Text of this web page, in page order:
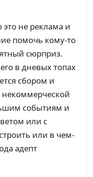
это не реклама и
помочь кому-то
сюрприз.
в дневых топах
сбором и
событиям и
или с
или в чем-
адепт